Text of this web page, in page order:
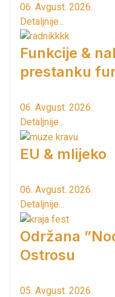
06. Avgust. 2026.
Detaljnije...
Funkcije &
prestanku
06. Avgust. 2026.
Detaljnije...
EU & mlijeko
06. Avgust. 2026.
Detaljnije...
Održana
Ostrosu
05. Avgust. 2026.